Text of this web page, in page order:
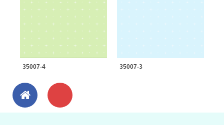
35007-4 35007-3